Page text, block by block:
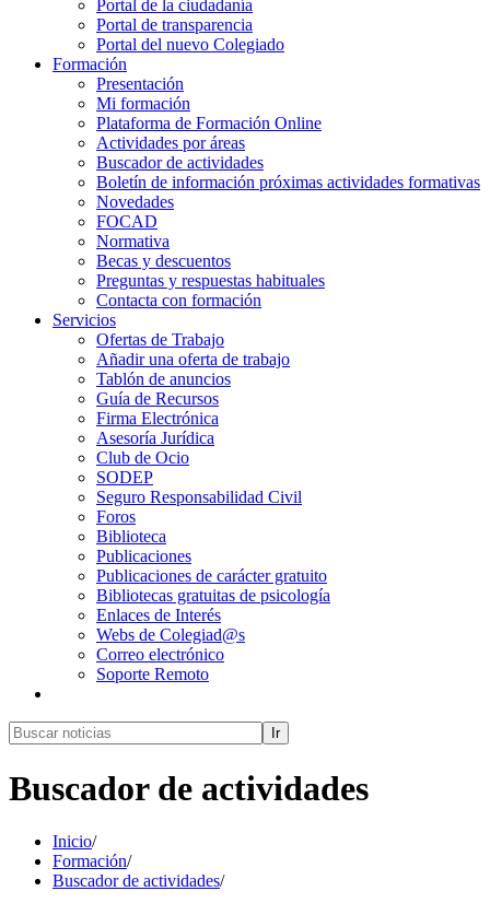
Portal de la ciudadanía
Portal de transparencia
Portal del nuevo Colegiado
Formación
Presentación
Mi formación
Plataforma de Formación Online
Actividades por áreas
Buscador de actividades
Boletín de información próximas actividades formativas
Novedades
FOCAD
Normativa
Becas y descuentos
Preguntas y respuestas habituales
Contacta con formación
Servicios
Ofertas de Trabajo
Añadir una oferta de trabajo
Tablón de anuncios
Guía de Recursos
Firma Electrónica
Asesoría Jurídica
Club de Ocio
SODEP
Seguro Responsabilidad Civil
Foros
Biblioteca
Publicaciones
Publicaciones de carácter gratuito
Bibliotecas gratuitas de psicología
Enlaces de Interés
Webs de Colegiad@s
Correo electrónico
Soporte Remoto
Ir
Buscador de actividades
Inicio/
Formación/
Buscador de actividades/